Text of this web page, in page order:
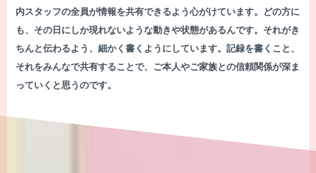
内スタッフの全員が情報を共有できるよう心がけています。どの方に
も、その日にしか現れないような動きや状態があるんです。それがき
ちんと伝わるよう、細かく書くようにしています。記録を書くこと、
それをみんなで共有することで、ご本人やご家族との信頼関係が深ま
っていくと思うのです。